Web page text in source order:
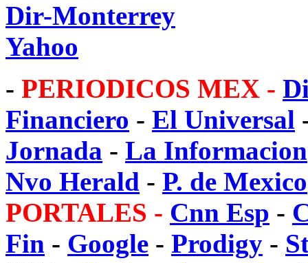
Dir-Monterrey
Yahoo
- PERIODICOS MEX -
Financiero - El Universal
Jornada - La Informacion
Nvo Herald - P. de Mexico
PORTALES - Cnn Esp -
Fin - Google - Prodigy -